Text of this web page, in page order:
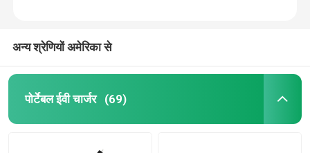
अन्य श्रेणियों अमेरिका से
पोर्टेबल ईवी चार्जर (69)